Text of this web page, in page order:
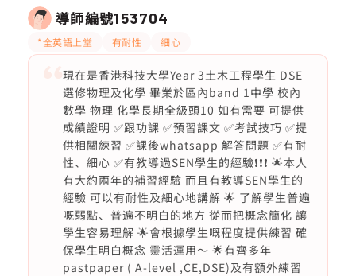
導師編號153704
*全英語上堂 有耐性 細心
現在是香港科技大學Year 3土木工程學生 DSE
選修物理及化學 畢業於區內band 1中學 校內
數學 物理 化學長期全級頭10 如有需要 可提供
成績證明 ✅跟功課 ✅預習課文 ✅考試技巧 ✅提
供相關練習 ✅課後whatsapp 解答問題 ✅有耐
性、細心 ✅有教導過SEN學生的經驗❗️❗️❗️ 🌟本人
有大約兩年的補習經驗 而且有教導SEN學生的
經驗 可以有耐性及細心地講解 🌟 了解學生普遍
嘅弱點、普遍不明白的地方 從而把概念簡化 讓
學生容易理解 🌟會根據學生嘅程度提供練習 確
保學生明白概念 靈活運用～ 🌟有齊多年
pastpaper ( A-level ,CE,DSE)及有額外練習